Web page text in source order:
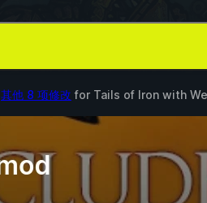
其他 8 项修改 for Tails of Iron with